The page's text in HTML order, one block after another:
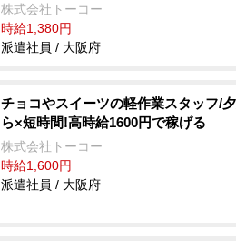
株式会社トーコー
時給1,380円
派遣社員 / 大阪府
チョコやスイーツの軽作業スタッフ/
ら×短時間!高時給1600円で稼げる
株式会社トーコー
時給1,600円
派遣社員 / 大阪府